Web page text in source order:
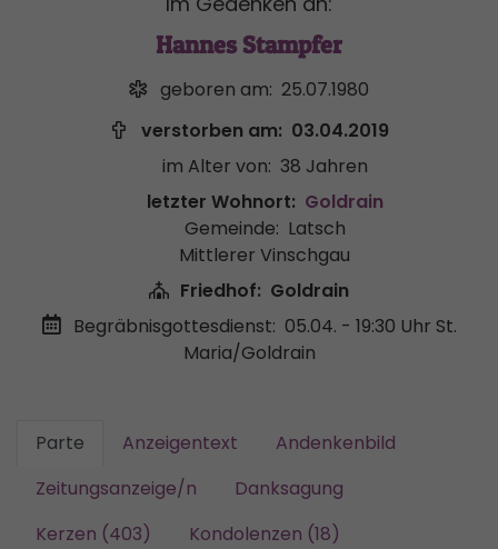
Hannes Stampfer
geboren am: 25.07.1980
verstorben am: 03.04.2019
im Alter von: 38 Jahren
letzter Wohnort: Goldrain
Gemeinde: Latsch
Mittlerer Vinschgau
Friedhof: Goldrain
Begräbnisgottesdienst: 05.04. - 19:30 Uhr St.
Maria/Goldrain
Parte Anzeigentext
Andenkenbild
Zeitungsanzeige/n
Danksagung
Kerzen (403)
Kondolenzen (18)